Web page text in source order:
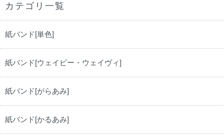
カテゴリ一覧
紙バンド[単色]
紙バンド[ウェイビー・ウェイヴィ]
紙バンド[がらあみ]
紙バンド[かるあみ]